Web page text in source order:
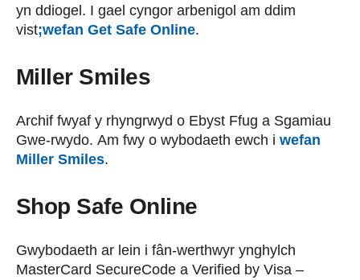
yn ddiogel. I gael cyngor arbenigol am ddim
vist;wefan Get Safe Online.
Miller Smiles
Archif fwyaf y rhyngrwyd o Ebyst Ffug a Sgamiau
Gwe-rwydo. Am fwy o wybodaeth ewch i wefan
Miller Smiles.
Shop Safe Online
Gwybodaeth ar lein i fân-werthwyr ynghylch
MasterCard SecureCode a Verified by Visa –